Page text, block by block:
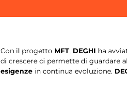
Con il progetto MFT, DEGHI ha
di crescere ci permette di guardare
esigenze in continua evoluzione.